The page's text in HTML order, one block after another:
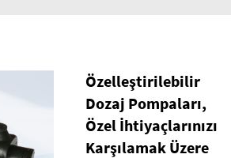
Özelleştirilebilir
Dozaj Pompaları,
Özel İhtiyaçlarınızı
Karşılamak Üzere